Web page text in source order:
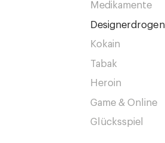
Medikamente
Designerdrogen
Kokain
Tabak
Heroin
Game & Online
Glücksspiel